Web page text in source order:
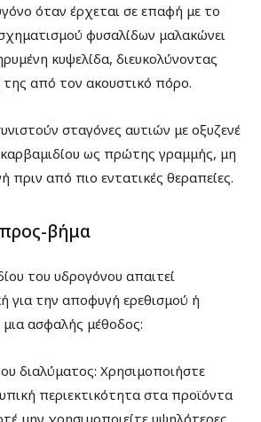
όταν έρχεται σε επαφή με το
φυσαλίδων μαλακώνει
κυψελίδα, διευκολύνοντας
από τον ακουστικό πόρο.
σταγόνες αυτιών με οξυζενέ
καρβαμιδίου ως πρώτης γραμμής, μη
πριν από πιο εντατικές θεραπείες.
βήμα
του υδρογόνου απαιτεί
για την αποφυγή ερεθισμού ή
ασφαλής μέθοδος:
διαλύματος: Χρησιμοποιήστε
περιεκτικότητα στα προϊόντα
μην χρησιμοποιείτε υψηλότερες